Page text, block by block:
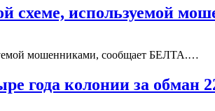
схеме, используемой
мошенниками, сообщает БЕЛТА.…
года колонии за обман